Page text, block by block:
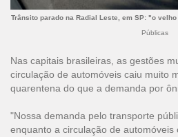
Trânsito parado na Radial Leste, em SP: "o
Públicas
Nas capitais brasileiras, as gestões
circulação de automóveis caiu muito
quarentena do que a demanda por
"Nossa demanda pelo transporte
enquanto a circulação de automóveis